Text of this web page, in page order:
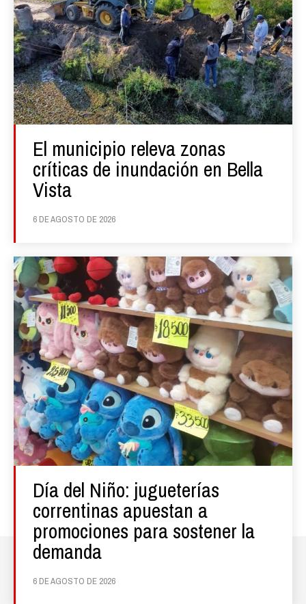
El municipio releva zonas
críticas de inundación en Bella
Vista
6 DE AGOSTO DE 2026
Día del Niño: jugueterías
correntinas apuestan a
promociones para sostener la
demanda
6 DE AGOSTO DE 2026